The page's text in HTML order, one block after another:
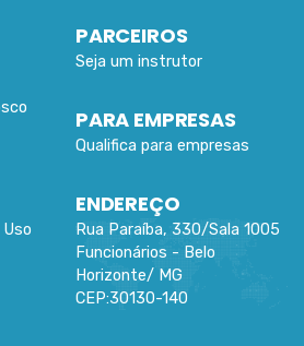
PARCEIROS
Seja um instrutor
PARA EMPRESAS
Qualifica para empresas
ENDEREÇO
Rua Paraíba, 330/Sala 1005
Funcionários - Belo
Horizonte/ MG
CEP:30130-140